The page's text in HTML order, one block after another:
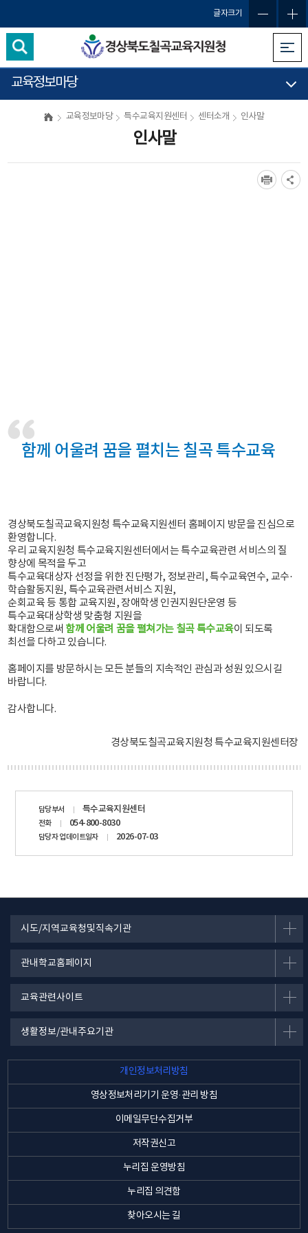
글자크기
교육정보마당
교육정보마당 특수교육지원센터 센터소개 인사말
인사말
함께 어울려 꿈을 펼치는 칠곡 특수교육
경상북도칠곡교육지원청 특수교육지원센터 홈페이지 방문을 진심으로
환영합니다.
우리 교육지원청 특수교육지원센터에서는 특수교육관련 서비스의 질
향상에 목적을 두고
특수교육대상자 선정을 위한 진단평가, 정보관리, 특수교육연수, 교수·
학습활동지원, 특수교육관련서비스 지원,
순회교육 등 통합 교육지원, 장애학생 인권지원단운영 등
특수교육대상학생 맞춤형 지원을
확대함으로써 함께 어울려 꿈을 펼쳐가는 칠곡 특수교육이 되도록
최선을 다하고 있습니다.
홈페이지를 방문하시는 모든 분들의 지속적인 관심과 성원 있으시길
바랍니다.
감사합니다.
경상북도칠곡교육지원청 특수교육지원센터장
담당부서 특수교육지원센터
전화 054-800-8030
담당자 업데이트일자 2026-07-03
시도/지역교육청및직속기관
관내학교홈페이지
교육관련사이트
생활정보/관내주요기관
개인정보처리방침
영상정보처리기기 운영·관리 방침
이메일무단수집거부
저작권신고
누리집 운영방침
누리집 의견함
찾아오시는 길